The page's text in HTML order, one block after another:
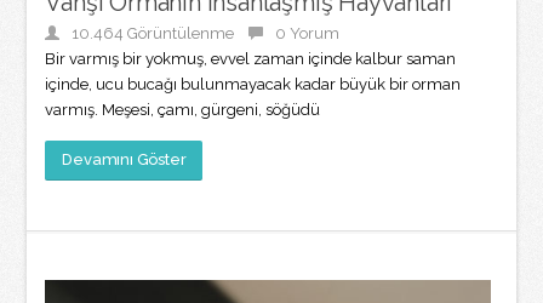
10.464 Görüntülenme
0 Yorum
Bir varmış bir yokmuş, evvel zaman içinde kalbur saman
içinde, ucu bucağı bulunmayacak kadar büyük bir orman
varmış. Meşesi, çamı, gürgeni, söğüdü
Devamını Göster